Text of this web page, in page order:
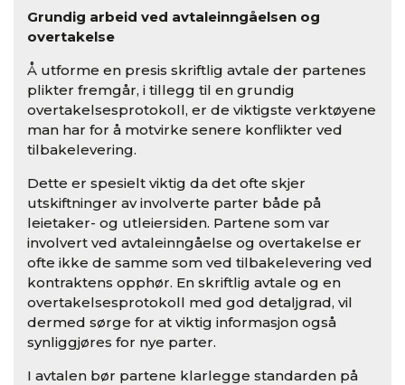
Grundig arbeid ved avtaleinngåelsen og
overtakelse
Å utforme en presis skriftlig avtale der partenes
plikter fremgår, i tillegg til en grundig
overtakelsesprotokoll, er de viktigste verktøyene
man har for å motvirke senere konflikter ved
tilbakelevering.
Dette er spesielt viktig da det ofte skjer
utskiftninger av involverte parter både på
leietaker- og utleiersiden. Partene som var
involvert ved avtaleinngåelse og overtakelse er
ofte ikke de samme som ved tilbakelevering ved
kontraktens opphør. En skriftlig avtale og en
overtakelsesprotokoll med god detaljgrad, vil
dermed sørge for at viktig informasjon også
synliggjøres for nye parter.
I avtalen bør partene klarlegge standarden på